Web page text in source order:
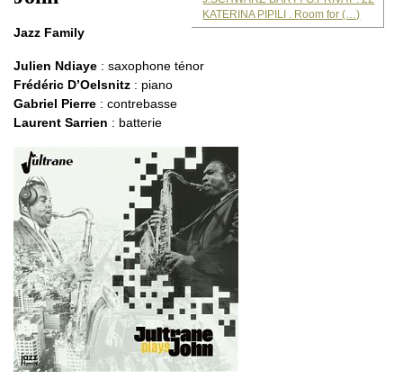
KATERINA PIPILI . Room for (…)
Jazz Family
Julien Ndiaye : saxophone ténor
Frédéric D’Oelsnitz : piano
Gabriel Pierre : contrebasse
Laurent Sarrien : batterie